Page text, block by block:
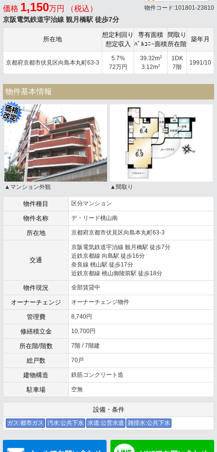
価格 1,150万円 （税込）
京阪電気鉄道宇治線 観月橋駅 徒歩7分
物件コード:101801-23810
所在地
想定利回り
想定収入
専有面積
ﾊﾞﾙｺﾆｰ面積
間取り
所在階
築年月
京都府京都市伏見区向島本丸町63-3
5.7%
72万円
39.32m2
3.12m2
1DK
7階
1991/10
物件基本情報
▲マンション外観 ▲間取り
物件種目 区分マンション
物件名称 デ・リード桃山南
所在地 京都府京都市伏見区向島本丸町63-3
交通
京阪電気鉄道宇治線 観月橋駅 徒歩7分
近鉄京都線 向島駅 徒歩16分
奈良線 桃山駅 徒歩17分
近鉄京都線 桃山御陵前駅 徒歩18分
物件現況 全部賃貸中
オーナーチェンジ オーナーチェンジ物件
管理費 8,740円
修繕積立金 10,700円
所在階/階数 7階 / 7階建
総戸数 70戸
建物構造 鉄筋コンクリート造
駐車場 空無
設備・条件
ガス:都市ガス 汚水:公共下水 水道:公営水道 雑排水:公共下水
メールでお問い合わせ